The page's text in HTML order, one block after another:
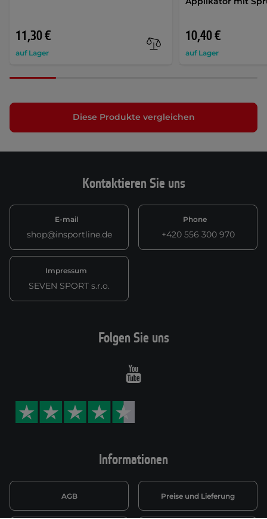
11,30 €
auf Lager
10,40 €
auf Lager
Diese Produkte vergleichen
Kontaktieren Sie uns
E-mail
shop@insportline.de
Phone
+420 556 300 970
Impressum
SEVEN SPORT s.r.o.
Informationen
AGB Preise und Lieferung
Folgen Sie uns
Youtube